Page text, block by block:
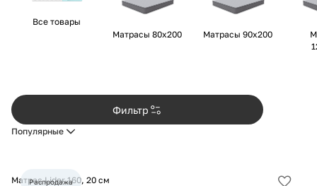
Все товары
Матрасы 80х200
Матрасы 90х200
Фильтр
Популярные
Матрас Lider 160, 20 см
Распродажа